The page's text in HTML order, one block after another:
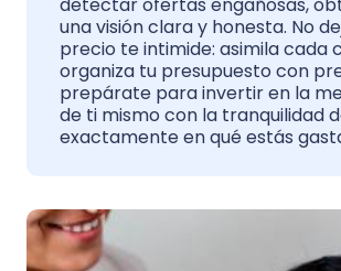
una visión clara y honesta. No
precio te intimide: asimila cada
organiza tu presupuesto con
prepárate para invertir en la
de ti mismo con la tranquilidad
exactamente en qué estás